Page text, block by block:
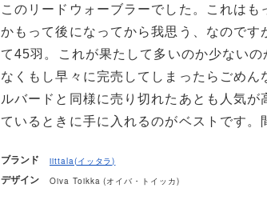
このリードウォーブラーでした。これは
かもって後になってから我思う、なので
て45羽。これが果たして多いのか少ない
なくもし早々に完売してしまったらごめん
ルバードと同様に売り切れたあとも人気が
ているときに手に入れるのがベストです。
ブランド iittala(イッタラ)
デザイン Oiva Toikka (オイバ・トイッカ)